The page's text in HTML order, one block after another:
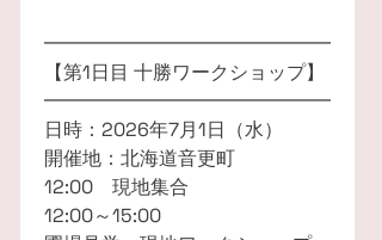
━━━━━━━━━━━━━━━
【第1日目 十勝ワークショップ】
━━━━━━━━━━━━━━━
日時：2026年7月1日（水）
開催地：北海道音更町
12:00 現地集合
12:00～15:00